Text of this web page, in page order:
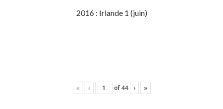
2016 : Irlande 1 (juin)
« ‹ of44 › »